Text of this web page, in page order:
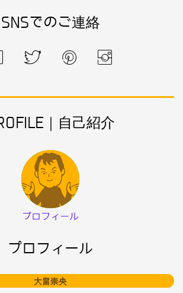
SNSでのご連絡
｜自己紹介
プロフィール
プロフィール
大畠崇央